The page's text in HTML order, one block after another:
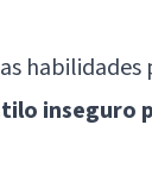
inseguro